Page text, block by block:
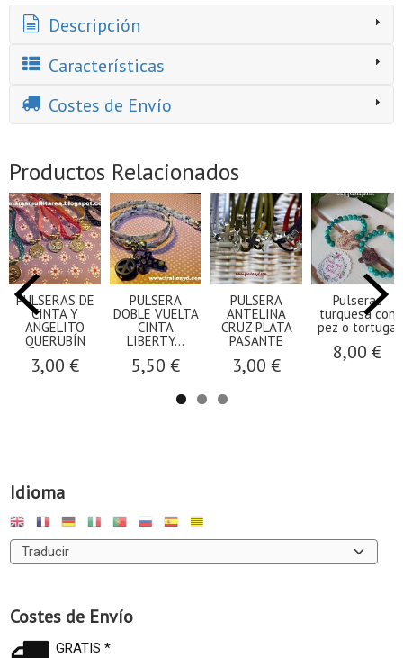
Idioma
Costes de Envío
GRATIS *
Descripción
Características
Costes de Envío
Productos Relacionados
PULSERAS DE
CINTA Y
ANGELITO
QUERUBÍN
3,00 €
PULSERA
DOBLE VUELTA
CINTA
LIBERTY...
5,50 €
PULSERA
ANTELINA
CRUZ PLATA
PASANTE
3,00 €
Pulseras
turquesa con
pez o tortuga
8,00 €